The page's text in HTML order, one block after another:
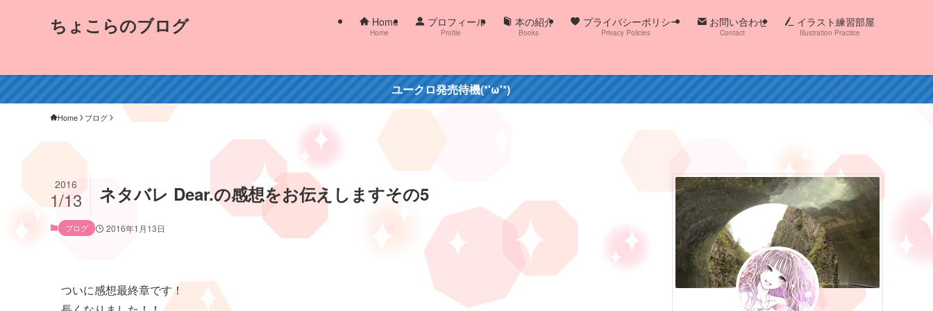
ちょこらのブログ Home
Home
プロフィール
Profile
本の紹介
Books
プライバシーポリシー
Privacy Policies
お問い合わせ
Contact
イラスト練習部屋
Illustration Practice
ユークロ発売待機(*'ω'*)
Home ブログ
ネタバレ Dear.の感想をお伝えしますその5
2016
1/13
ブログ 2016年1月13日
ついに感想最終章です！